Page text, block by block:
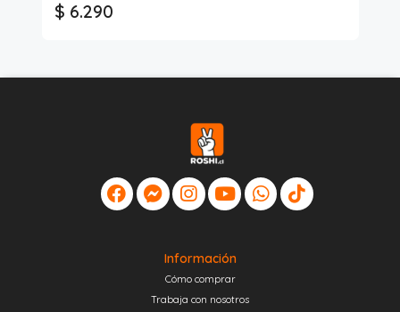
$ 6.290
Información
Cómo comprar
Trabaja con nosotros